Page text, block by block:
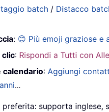
batch / Distacco
: 😊 Più emoji graziose e
clic: Rispondi a Tutti con
calendario:Aggiungi
...
preferita: supporta